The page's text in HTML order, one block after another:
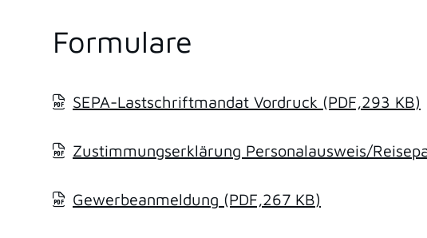
Formulare
SEPA-Lastschriftmandat Vordruck (PDF,293 KB)
Zustimmungserklärung Personalausweis/
Gewerbeanmeldung (PDF,267 KB)